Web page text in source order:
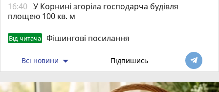
16:40 У Корнині згоріла господарча будівля
площею 100 кв. м
Від читача Фішингові посилання
Всі новини Підпишись